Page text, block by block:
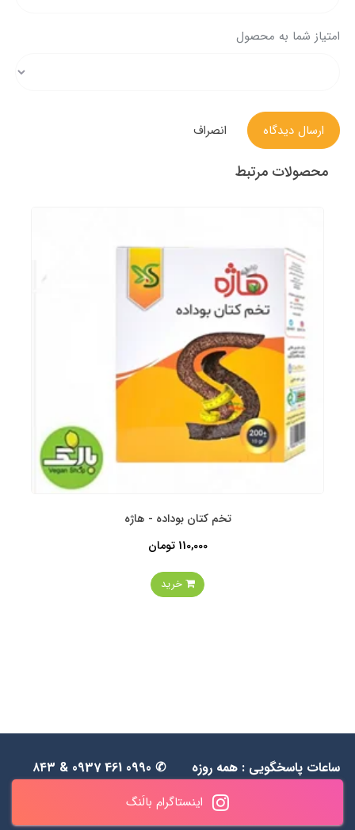
امتیاز شما به محصول
ارسال دیدگاه انصراف
محصولات مرتبط
تخم کتان بوداده - هاژه
110,000 تومان
خرید
اینستاگرام بالَنگ
ساعات پاسخگویی : همه روزه
✆ 0990 461 0937 & ۸۴۳